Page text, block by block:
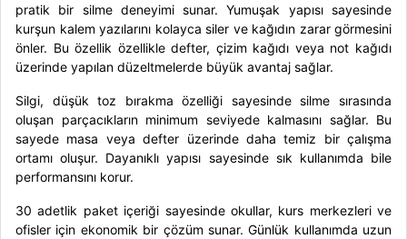
pratik bir silme deneyimi sunar. Yumuşak yapısı sayesinde
kurşun kalem yazılarını kolayca siler ve kağıdın zarar görmesini
önler. Bu özellik özellikle defter, çizim kağıdı veya not kağıdı
üzerinde yapılan düzeltmelerde büyük avantaj sağlar.
Silgi, düşük toz bırakma özelliği sayesinde silme sırasında
oluşan parçacıkların minimum seviyede kalmasını sağlar. Bu
sayede masa veya defter üzerinde daha temiz bir çalışma
ortamı oluşur. Dayanıklı yapısı sayesinde sık kullanımda bile
performansını korur.
30 adetlik paket içeriği sayesinde okullar, kurs merkezleri ve
ofisler için ekonomik bir çözüm sunar. Günlük kullanımda uzun